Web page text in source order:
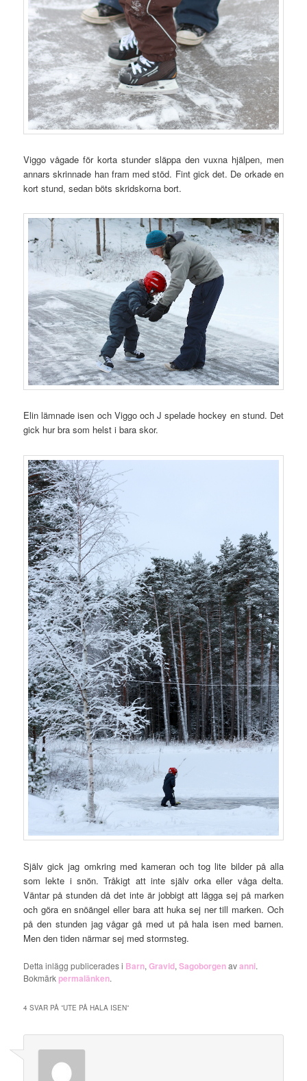
Viggo vågade för korta stunder släppa den vuxna hjälpen, men
annars skrinnade han fram med stöd. Fint gick det. De orkade en
kort stund, sedan böts skridskorna bort.
Elin lämnade isen och Viggo och J spelade hockey en stund. Det
gick hur bra som helst i bara skor.
Själv gick jag omkring med kameran och tog lite bilder på alla
som lekte i snön. Tråkigt att inte själv orka eller våga delta.
Väntar på stunden då det inte är jobbigt att lägga sej på marken
och göra en snöängel eller bara att huka sej ner till marken. Och
på den stunden jag vågar gå med ut på hala isen med barnen.
Men den tiden närmar sej med stormsteg.
Detta inlägg publicerades i Barn,Gravid,Sagoborgenavanni.
Bokmärkpermalänken.
4 SVAR PÅ ”UTE PÅ HALA ISEN”